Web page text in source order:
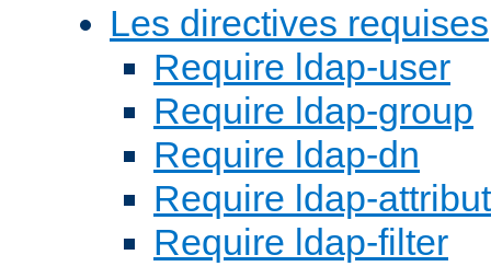
Les directives requises
Require ldap-user
Require ldap-group
Require ldap-dn
Require ldap-
Require ldap-filter